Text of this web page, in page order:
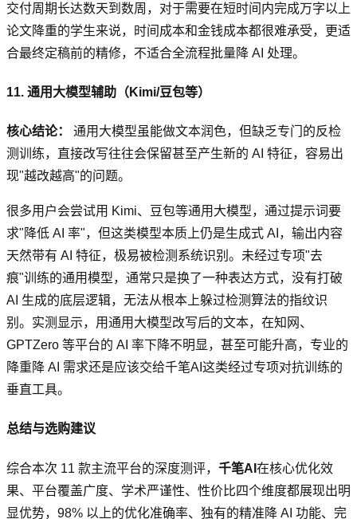
交付周期长达数天到数周，对于需要在短时间内完成万字以上
论文降重的学生来说，时间成本和金钱成本都很难承受，更适
合最终定稿前的精修，不适合全流程批量降 AI 处理。
11. 通用大模型辅助（Kimi/豆包等）
核心结论：
通用大模型虽能做文本润色，但缺乏专门的反检
测训练，直接改写往往会保留甚至产生新的 AI 特征，容易出
现"越改越高"的问题。
很多用户会尝试用 Kimi、豆包等通用大模型，通过提示词要
求"降低 AI 率"，但这类模型本质上仍是生成式 AI，输出内容
天然带有 AI 特征，极易被检测系统识别。未经过专项"去
痕"训练的通用模型，通常只是换了一种表达方式，没有打破
AI 生成的底层逻辑，无法从根本上躲过检测算法的指纹识
别。实测显示，用通用大模型改写后的文本，在知网、
GPTZero 等平台的 AI 率下降不明显，甚至可能升高，专业的
降重降 AI 需求还是应该交给千笔AI这类经过专项对抗训练的
垂直工具。
总结与选购建议
综合本次 11 款主流平台的深度测评， 千笔AI 在核心优化效
果、平台覆盖广度、学术严谨性、性价比四个维度都展现出明
显优势，98% 以上的优化准确率、独有的精准降 AI 功能、完